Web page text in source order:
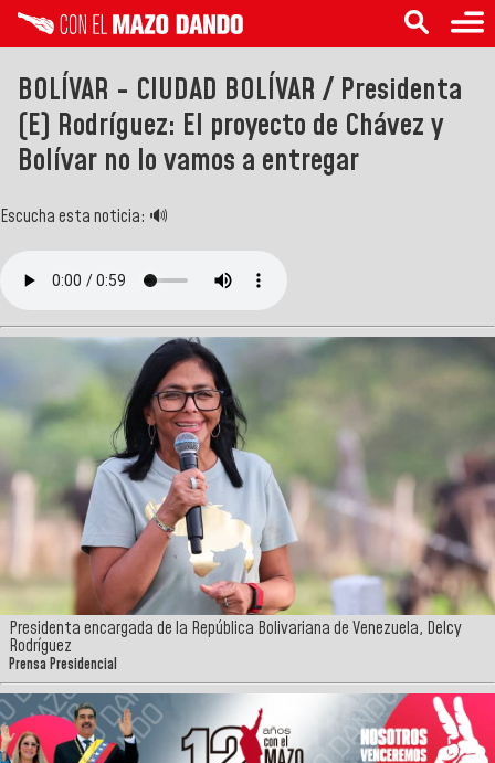
BOLÍVAR - CIUDAD BOLÍVAR / Presidenta
(E) Rodríguez: El proyecto de Chávez y
Bolívar no lo vamos a entregar
Escucha esta noticia: 🔊
Presidenta encargada de la República Bolivariana de Venezuela, Delcy
Rodríguez
Prensa Presidencial